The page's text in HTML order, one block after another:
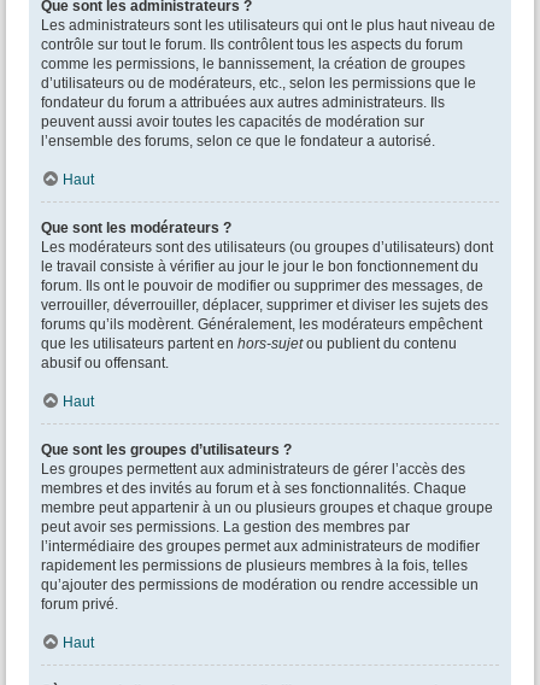
Que sont les administrateurs ?
Les administrateurs sont les utilisateurs qui ont le plus haut niveau de
contrôle sur tout le forum. Ils contrôlent tous les aspects du forum
comme les permissions, le bannissement, la création de groupes
d’utilisateurs ou de modérateurs, etc., selon les permissions que le
fondateur du forum a attribuées aux autres administrateurs. Ils
peuvent aussi avoir toutes les capacités de modération sur
l’ensemble des forums, selon ce que le fondateur a autorisé.
Haut
Que sont les modérateurs ?
Les modérateurs sont des utilisateurs (ou groupes d’utilisateurs) dont
le travail consiste à vérifier au jour le jour le bon fonctionnement du
forum. Ils ont le pouvoir de modifier ou supprimer des messages, de
verrouiller, déverrouiller, déplacer, supprimer et diviser les sujets des
forums qu’ils modèrent. Généralement, les modérateurs empêchent
que les utilisateurs partent en hors-sujetou publient du contenu
abusif ou offensant.
Haut
Que sont les groupes d’utilisateurs ?
Les groupes permettent aux administrateurs de gérer l’accès des
membres et des invités au forum et à ses fonctionnalités. Chaque
membre peut appartenir à un ou plusieurs groupes et chaque groupe
peut avoir ses permissions. La gestion des membres par
l’intermédiaire des groupes permet aux administrateurs de modifier
rapidement les permissions de plusieurs membres à la fois, telles
qu’ajouter des permissions de modération ou rendre accessible un
forum privé.
Haut